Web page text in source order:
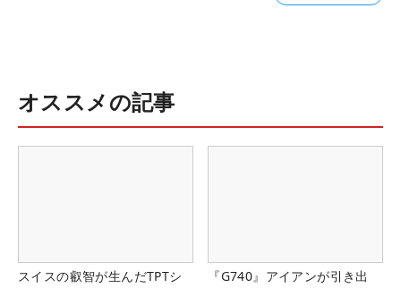
オススメの記事
スイスの叡智が生んだTPTシ
『G740』アイアンが引き出